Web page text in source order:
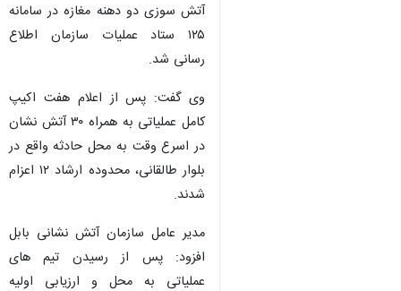
آتش سوزی دو دهنه مغازه در سامانه
۱۲۵ ستاد عملیات سازمان اطلاع
رسانی شد.
وی گفت: پس از اعلام هفت اکیپ
کامل عملیاتی به همراه ۳۰ آتش نشان
در اسرع وقت به محل حادثه واقع در
بلوار طالقانی، محدوده ارشاد ۱۲ اعزام
شدند.
مدیر عامل سازمان آتش نشانی بابل
افزود: پس از رسیدن تیم های
عملیاتی به محل و ارزیابی اولیه